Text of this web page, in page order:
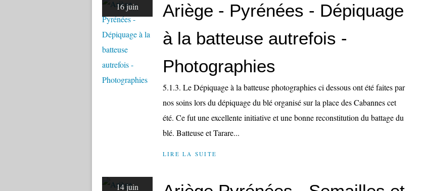
16 juin
Ariège - Pyrénées - Dépiquage
à la batteuse autrefois -
Photographies
5.1.3. Le Dépiquage à la batteuse photographies ci dessous ont été faites par
nos soins lors du dépiquage du blé organisé sur la place des Cabannes cet
été. Ce fut une excellente initiative et une bonne reconstitution du battage du
blé. Batteuse et Tarare...
LIRE LA SUITE
14 juin